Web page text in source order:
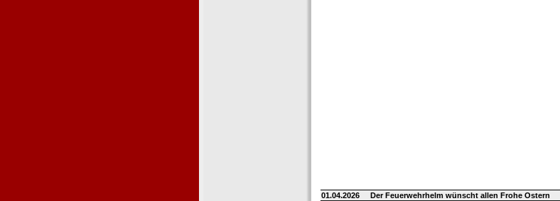
01.04.2026 Der Feuerwehrhelm wünscht allen Frohe Ostern